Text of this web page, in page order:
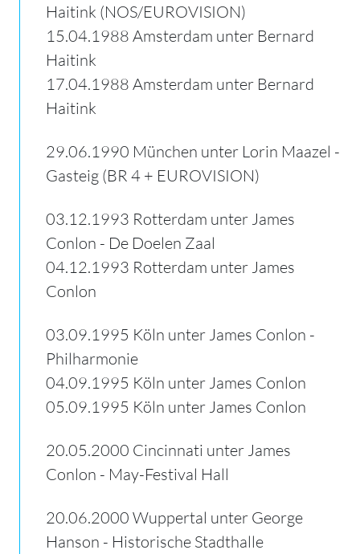
Haitink (NOS/EUROVISION)
15.04.1988 Amsterdam unter Bernard
Haitink
17.04.1988 Amsterdam unter Bernard
Haitink
29.06.1990 München unter Lorin Maazel -
Gasteig (BR 4 + EUROVISION)
03.12.1993 Rotterdam unter James
Conlon - De Doelen Zaal
04.12.1993 Rotterdam unter James
Conlon
03.09.1995 Köln unter James Conlon -
Philharmonie
04.09.1995 Köln unter James Conlon
05.09.1995 Köln unter James Conlon
20.05.2000 Cincinnati unter James
Conlon - May-Festival Hall
20.06.2000 Wuppertal unter George
Hanson - Historische Stadthalle